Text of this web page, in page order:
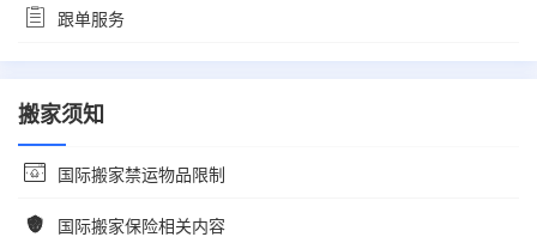
跟单服务
搬家须知
国际搬家禁运物品限制
国际搬家保险相关内容